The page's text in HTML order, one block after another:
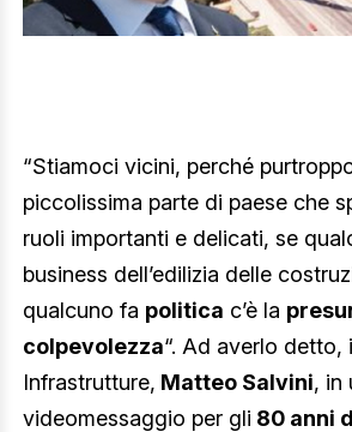
“Stiamoci vicini, perché
piccolissima parte di paese che
ruoli importanti e delicati, se
business dell’edilizia delle
qualcuno fa politica c’è la
colpevolezza“. Ad averlo detto,
Infrastrutture, Matteo Salvini, in
videomessaggio per gli 80 anni